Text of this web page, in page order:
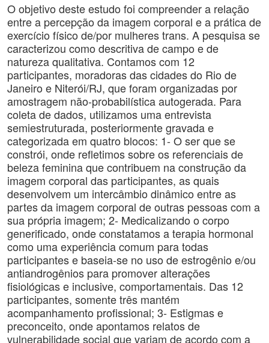
O objetivo deste estudo foi compreender a relação
entre a percepção da imagem corporal e a prática de
exercício físico de/por mulheres trans. A pesquisa se
caracterizou como descritiva de campo e de
natureza qualitativa. Contamos com 12
participantes, moradoras das cidades do Rio de
Janeiro e Niterói/RJ, que foram organizadas por
amostragem não-probabilística autogerada. Para
coleta de dados, utilizamos uma entrevista
semiestruturada, posteriormente gravada e
categorizada em quatro blocos: 1- O ser que se
constrói, onde refletimos sobre os referenciais de
beleza feminina que contribuem na construção da
imagem corporal das participantes, as quais
desenvolvem um intercâmbio dinâmico entre as
partes da imagem corporal de outras pessoas com a
sua própria imagem; 2- Medicalizando o corpo
generificado, onde constatamos a terapia hormonal
como uma experiência comum para todas
participantes e baseia-se no uso de estrogênio e/ou
antiandrogênios para promover alterações
fisiológicas e inclusive, comportamentais. Das 12
participantes, somente três mantém
acompanhamento profissional; 3- Estigmas e
preconceito, onde apontamos relatos de
vulnerabilidade social que variam de acordo com a